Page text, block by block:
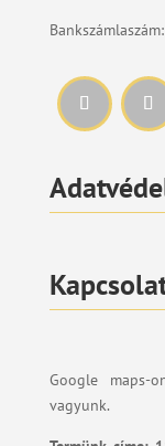
Google maps-
vagyunk.